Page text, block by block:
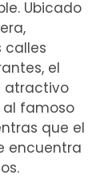
Ubicado
calles
el
atractivo
al famoso
que el
encuentra